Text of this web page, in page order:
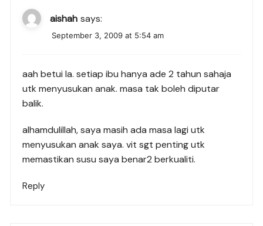
aishah says:
September 3, 2009 at 5:54 am
aah betui la. setiap ibu hanya ade 2 tahun sahaja
utk menyusukan anak. masa tak boleh diputar
balik.
alhamdulillah, saya masih ada masa lagi utk
menyusukan anak saya. vit sgt penting utk
memastikan susu saya benar2 berkualiti.
Reply